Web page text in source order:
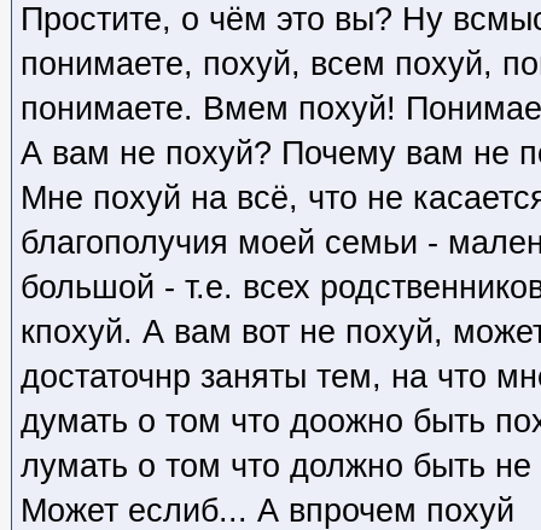
Простите, о чём это вы? Ну
понимаете, похуй, всем похуй,
понимаете. Вмем похуй!
А вам не похуй? Почему вам не
Мне похуй на всё, что не
благополучия моей семьи -
большой - т.е. всех
кпохуй. А вам вот не похуй,
достаточнр заняты тем, на что
думать о том что доожно быть
лумать о том что должно быть не
Может еслиб... А впрочем похуй